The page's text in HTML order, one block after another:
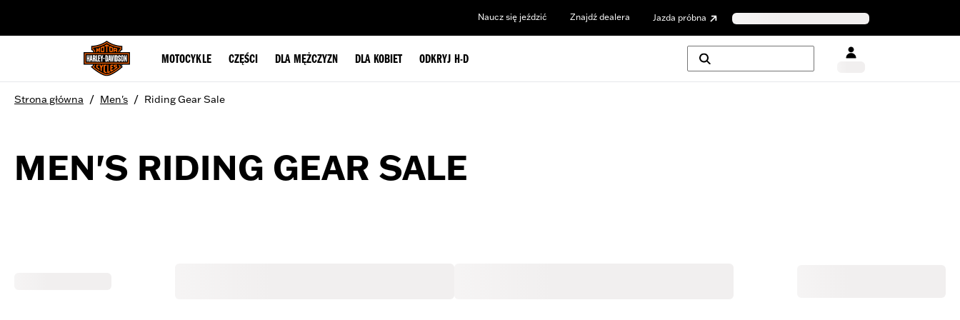
Naucz się jeździć Znajdź dealera Jazda próbna
MOTOCYKLE CZĘŚCI DLA MĘŻCZYZN DLA KOBIET ODKRYJ H-D
Strona główna / Men's / Riding Gear Sale
MEN'S RIDING GEAR SALE